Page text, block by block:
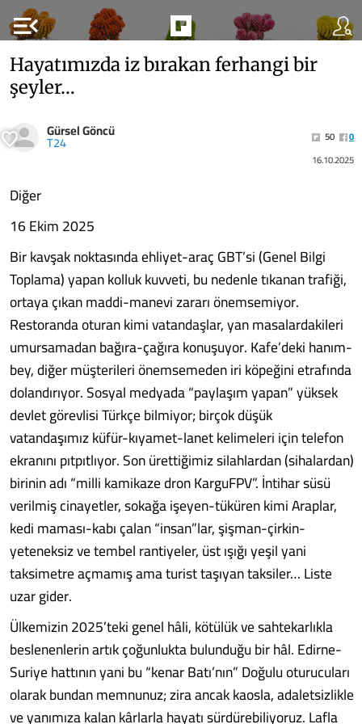
menu_open
Hayatımızda iz bırakan ferhangi bir
şeyler…
Gürsel Göncü
T24 50
0
16.10.2025
Diğer
16 Ekim 2025
Bir kavşak noktasında ehliyet-araç GBT’si (Genel Bilgi
Toplama) yapan kolluk kuvveti, bu nedenle tıkanan trafiği,
ortaya çıkan maddi-manevi zararı önemsemiyor.
Restoranda oturan kimi vatandaşlar, yan masalardakileri
umursamadan bağıra-çağıra konuşuyor. Kafe’deki hanım-
bey, diğer müşterileri önemsemeden iri köpeğini etrafında
dolandırıyor. Sosyal medyada “paylaşım yapan” yüksek
devlet görevlisi Türkçe bilmiyor; birçok düşük
vatandaşımız küfür-kıyamet-lanet kelimeleri için telefon
ekranını pıtpıtlıyor. Son ürettiğimiz silahlardan (sihalardan)
birinin adı “milli kamikaze dron KarguFPV”. İntihar süsü
verilmiş cinayetler, sokağa işeyen-tüküren kimi Araplar,
kedi maması-kabı çalan “insan”lar, şişman-çirkin-
yeteneksiz ve tembel rantiyeler, üst ışığı yeşil yani
taksimetre açmamış ama turist taşıyan taksiler… Liste
uzar gider.
Ülkemizin 2025’teki genel hâli, kötülük ve sahtekarlıkla
beslenenlerin artık çoğunlukta bulunduğu bir hâl. Edirne-
Suriye hattının yani bu “kenar Batı’nın” Doğulu oturucuları
olarak bundan memnunuz; zira ancak kaosla, adaletsizlikle
ve yanımıza kalan kârlarla hayatı sürdürebiliyoruz. Lafla